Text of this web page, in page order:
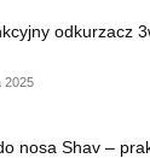
odkurzacz
2025
nosa Shav –